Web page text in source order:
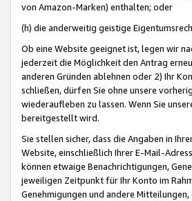
von Amazon-Marken) enthalten; oder
(h) die anderweitig geistige
Ob eine Website geeignet ist, legen wir
jederzeit die Möglichkeit den Antrag
anderen Gründen ablehnen oder 2) Ihr
schließen, dürfen Sie ohne unsere
wiederaufleben zu lassen. Wenn Sie
bereitgestellt wird.
Sie stellen sicher, dass die Angaben in
Website, einschließlich Ihrer E-Mail-
können etwaige Benachrichtigungen,
jeweiligen Zeitpunkt für Ihr Konto im
Genehmigungen und andere